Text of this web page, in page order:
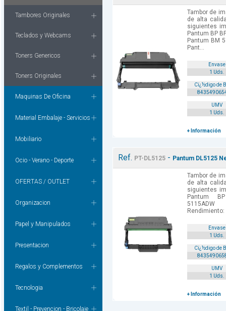
Tambores Originales
Teclados y Webcams
Toners Genericos
Toners Originales
Maquinas De Oficina
Material Embalaje - Servicios
Mobiliario
Ocio - Verano - Deporte
OFERTAS / OUTLET
Organizacion
Papel y Manipulados
Presentacion
Regalos y Complementos
Tecnologia
Textil - Prevencion - Bricolaje
Tambor de
de alta
siguientes
Pantum BP
Pantum BM
Pant...
Envase
1 Uds.
Cï¿½digo de
UMV
1 Uds.
+ Información
Ref. PT-DL5125- Pantum DL5125
Tambor de
de alta
siguientes
Pantum
Rendimiento:
Envase
1 Uds.
Cï¿½digo de
UMV
1 Uds.
+ Información